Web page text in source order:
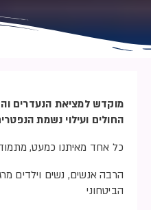
מוקדש למציאת הנעדרים
החולים ועילוי נשמת
כל אחד מאיתנו כמעט,
הרבה אנשים, נשים וילדים
הביטחוני